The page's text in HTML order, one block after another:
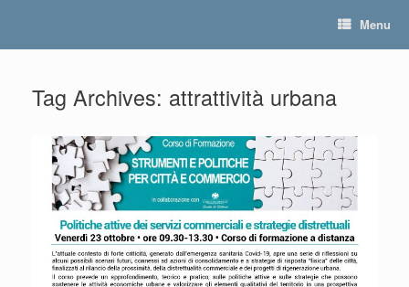
Menu
Tag Archives: attrattività urbana